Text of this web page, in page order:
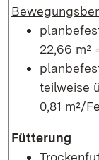
22,66 m²
teilweise
0,81 m²/
Fütterung